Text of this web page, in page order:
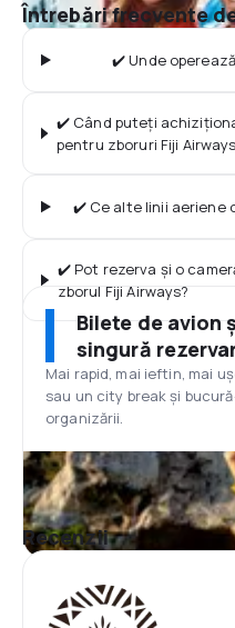
Întrebări frecvente
✔️ Unde
✔️ Când puteți
pentru zboruri Fiji
✔️ Ce alte linii aeriene
✔️ Pot rezerva și o
zborul Fiji Airways?
Bilete de avion
singură
Mai rapid, mai ieftin, mai
sau un city break și
organizării.
Recenzii